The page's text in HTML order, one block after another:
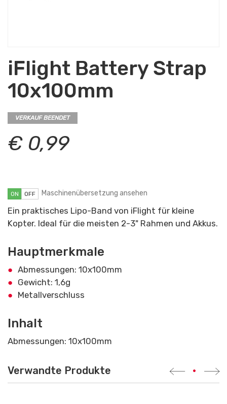
iFlight Battery Strap
10x100mm
VERKAUF BEENDET
€ 0,99
ON OFF Maschinenübersetzung ansehen
Ein praktisches Lipo-Band von iFlight für kleine
Kopter. Ideal für die meisten 2-3" Rahmen und Akkus.
Hauptmerkmale
Abmessungen: 10x100mm
Gewicht: 1,6g
Metallverschluss
Inhalt
Abmessungen: 10x100mm
Verwandte Produkte •